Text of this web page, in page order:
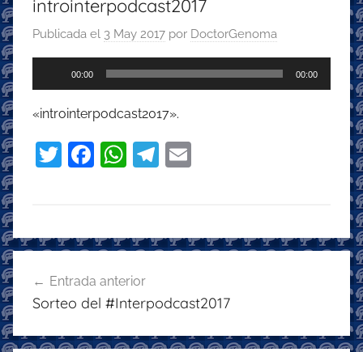
recomendaciones
para
introinterpodcast2017
Publicada el 3 May 2017 por DoctorGenoma
Reproductor
de
audio
00:00 00:00
«introinterpodcast2017».
T
er
F
e
b
o
o
k
W
s
A
p
p
T
gr
a
l
Navegación
de
entradas
Entrada anterior
Sorteo del #Interpodcast2017